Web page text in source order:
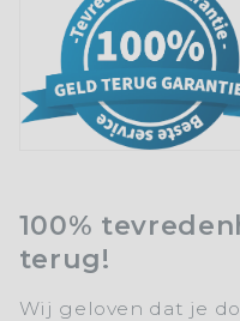
100%
terug!
Wij geloven dat je